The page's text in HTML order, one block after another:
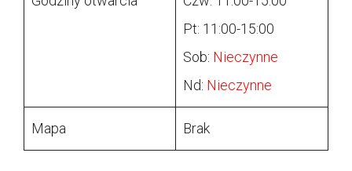
Pt: 11:00-15:00
Sob: Nieczynne
Nd: Nieczynne
Mapa Brak